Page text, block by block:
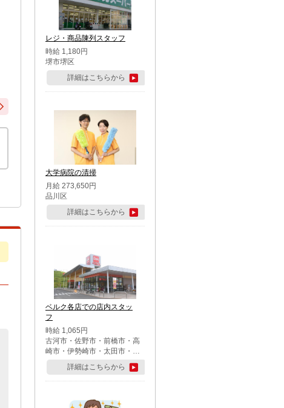
レジ・商品陳列スタッフ
時給 1,180円
堺市堺区
詳細はこちらから
大学病院の清掃
月給 273,650円
品川区
詳細はこちらから
ベルク各店での店内スタッ
フ
時給 1,065円
古河市・佐野市・前橋市・高
崎市・伊勢崎市・太田市・館
林市・藤岡市・大泉町・さい
たま市北区・川越市・熊谷
市・行田市・秩父市・所沢
市・鶴ケ島市・千葉市中央
詳細はこちらから